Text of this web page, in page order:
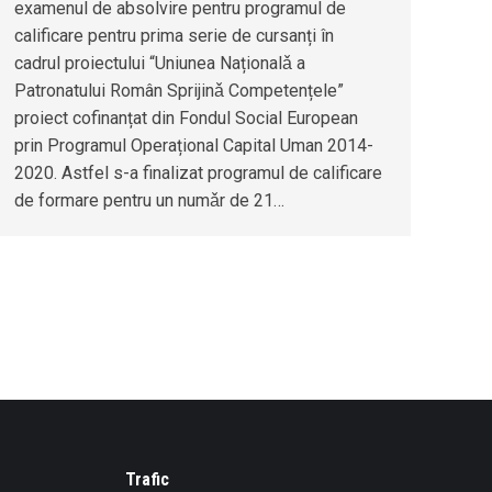
examenul de absolvire pentru programul de
calificare pentru prima serie de cursanți în
cadrul proiectului “Uniunea Naționalǎ a
Patronatului Român Sprijinǎ Competențele”
proiect cofinanțat din Fondul Social European
prin Programul Operațional Capital Uman 2014-
2020. Astfel s-a finalizat programul de calificare
de formare pentru un numǎr de 21…
Trafic